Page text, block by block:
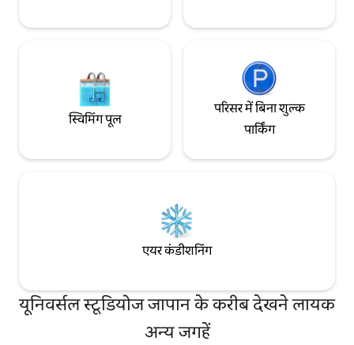
■टोस्टर और राइस कुकर की सुविधा दे सकते हैं।
रात में यहाँ आश्चर्यजनक रूप से शांति होती है।
हाचिनो-या एक शांत आवासीय इलाके में मौजूद एक
निजी किराये की जगह है। ऐक्सेस जेआर बेंटेंचो
स्टेशन से 8 मिनट की पैदल दूरी पर बेंटेंचो सबवे
शिनसाइबाशी, यूएसजे, ओसाका स्टेशन, तेन्नोजी
बाथटब (सिरेमिक
"चिदोरिबाशी स्टेशन"
पैदल दूरी पर स्थित है।
मिनट की दूरी पर है।
में नांबा स्टेशन,
सकते हैं। आप कम
स्विमिंग पूल
परिसर में बिना शुल्क
पार्किंग
एयर कंडीशनिंग
यूनिवर्सल स्टूडियोज जापान के करीब देखने लायक
अन्य जगहें